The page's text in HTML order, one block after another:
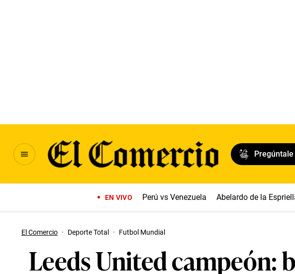
EN VIVO Perú vs Venezuela Abelardo de la
El Comercio · Deporte Total · Futbol Mundial
Leeds United campeón: